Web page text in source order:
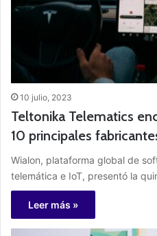
10 julio, 2023
Teltonika Telematics
10 principales
Wialon, plataforma global de
telemática e IoT, presentó la
Leer más »